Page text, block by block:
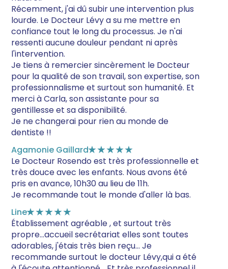
Récemment, j'ai dû subir une intervention plus
lourde. Le Docteur Lévy a su me mettre en
confiance tout le long du processus. Je n'ai
ressenti aucune douleur pendant ni après
l'intervention.
Je tiens à remercier sincèrement le Docteur
pour la qualité de son travail, son expertise, son
professionnalisme et surtout son humanité. Et
merci à Carla, son assistante pour sa
gentillesse et sa disponibilité.
Je ne changerai pour rien au monde de
dentiste !!
Agamonie Gaillard★★★★★
Le Docteur Rosendo est très professionnelle et
très douce avec les enfants. Nous avons été
pris en avance, 10h30 au lieu de 11h.
Je recommande tout le monde d'aller là bas.
Line★★★★★
Établissement agréable , et surtout très
propre...accueil secrétariat elles sont toutes
adorables, j'étais très bien reçu... Je
recommande surtout le docteur Lévy,qui a été